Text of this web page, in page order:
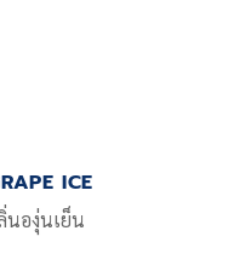
ICE
นองุ่นเย็น